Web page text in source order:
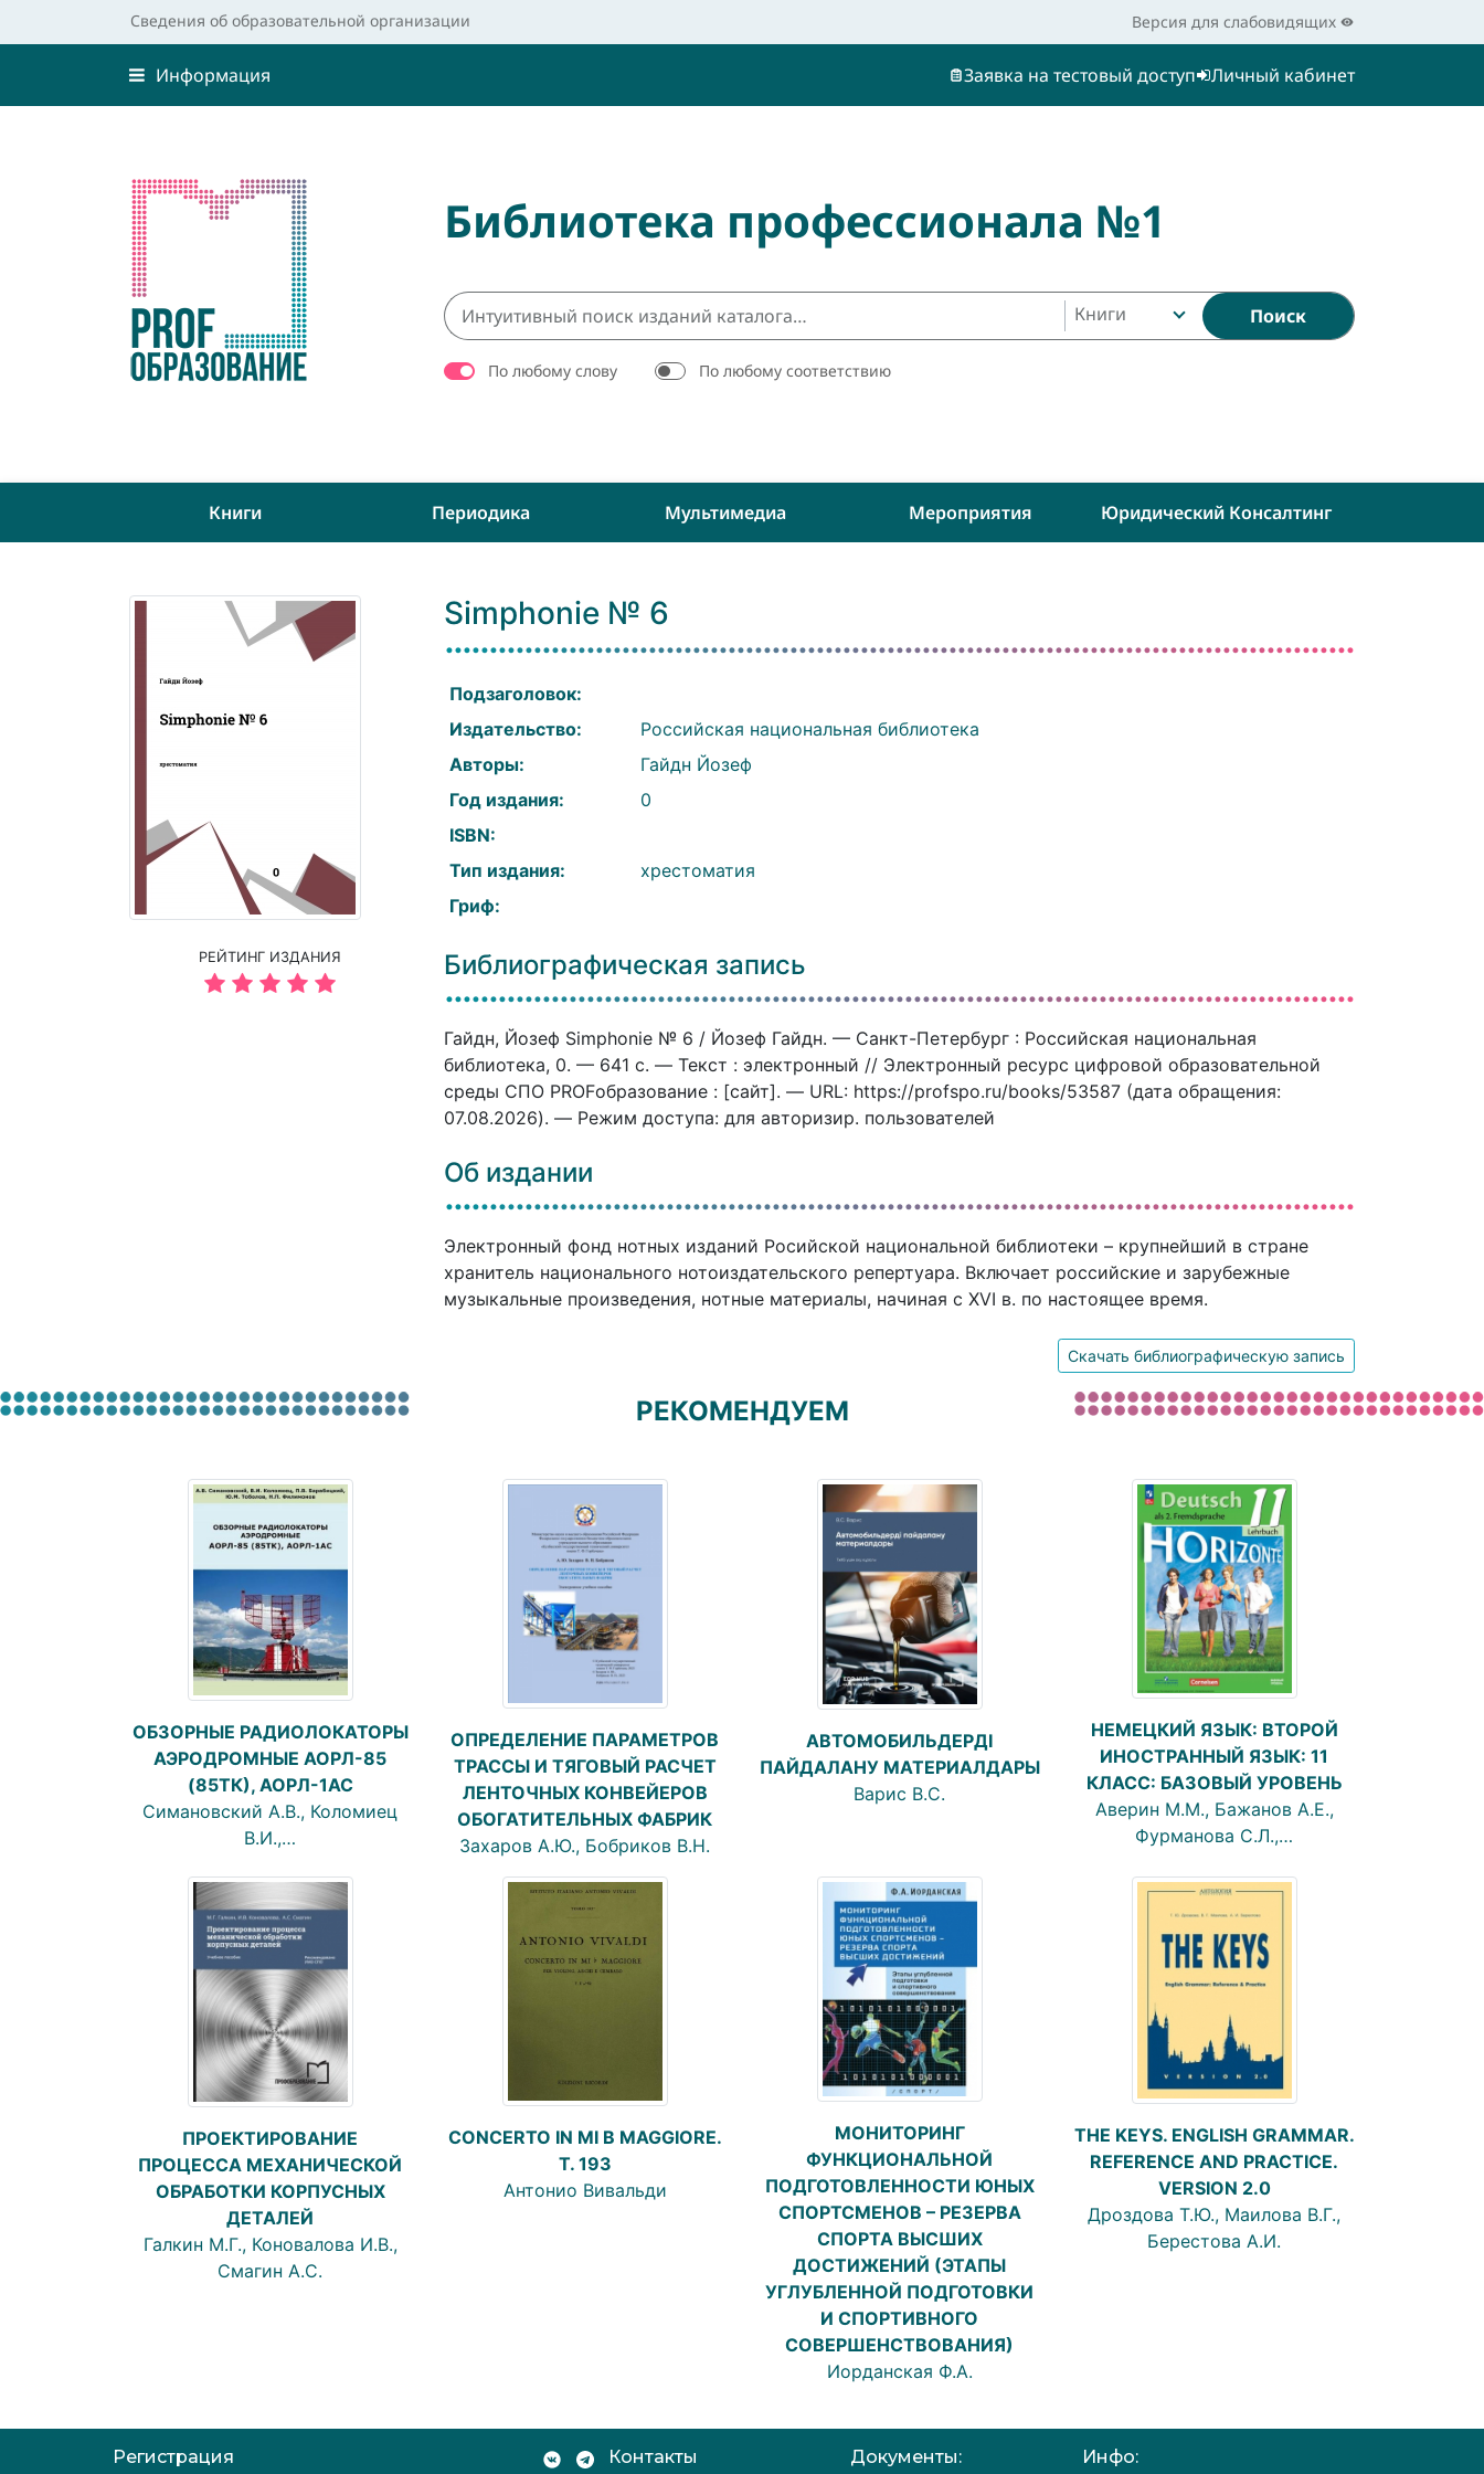
Сведения об образовательной организации Версия для слабовидящих
Информация Заявка на тестовый доступ Личный кабинет
Библиотека профессионала №1
Книги Поиск
По любому слову По любому соответствию
Книги Периодика Мультимедиа Мероприятия Юридический Консалтинг
РЕЙТИНГ ИЗДАНИЯ
Simphonie № 6
Подзаголовок:
Издательство:
Российская национальная библиотека
Авторы:
Гайдн Йозеф
Год издания:
0
ISBN:
Тип издания:
хрестоматия
Гриф:
Библиографическая запись
Гайдн, Йозеф Simphonie № 6 / Йозеф Гайдн. — Санкт-Петербург : Российская национальная
библиотека, 0. — 641 c. — Текст : электронный // Электронный ресурс цифровой образовательной
среды СПО PROFобразование : [сайт]. — URL: https://profspo.ru/books/53587 (дата обращения:
07.08.2026). — Режим доступа: для авторизир. пользователей
Об издании
Электронный фонд нотных изданий Росийской национальной библиотеки – крупнейший в стране
хранитель национального нотоиздательского репертуара. Включает российские и зарубежные
музыкальные произведения, нотные материалы, начиная с XVI в. по настоящее время.
Скачать библиографическую запись
РЕКОМЕНДУЕМ
ОБЗОРНЫЕ РАДИОЛОКАТОРЫ
АЭРОДРОМНЫЕ АОРЛ-85
(85ТК), АОРЛ-1АС
Симановский А.В., Коломиец
В.И.,…
ОПРЕДЕЛЕНИЕ ПАРАМЕТРОВ
ТРАССЫ И ТЯГОВЫЙ РАСЧЕТ
ЛЕНТОЧНЫХ КОНВЕЙЕРОВ
ОБОГАТИТЕЛЬНЫХ ФАБРИК
Захаров А.Ю., Бобриков В.Н.
АВТОМОБИЛЬДЕРДІ
ПАЙДАЛАНУ МАТЕРИАЛДАРЫ
Варис В.С.
НЕМЕЦКИЙ ЯЗЫК: ВТОРОЙ
ИНОСТРАННЫЙ ЯЗЫК: 11
КЛАСС: БАЗОВЫЙ УРОВЕНЬ
Аверин М.М., Бажанов А.Е.,
Фурманова С.Л.,…
ПРОЕКТИРОВАНИЕ
ПРОЦЕССА МЕХАНИЧЕСКОЙ
ОБРАБОТКИ КОРПУСНЫХ
ДЕТАЛЕЙ
Галкин М.Г., Коновалова И.В.,
Смагин А.С.
CONCERTO IN MI B MAGGIORE.
T. 193
Антонио Вивальди
МОНИТОРИНГ
ФУНКЦИОНАЛЬНОЙ
ПОДГОТОВЛЕННОСТИ ЮНЫХ
СПОРТСМЕНОВ – РЕЗЕРВА
СПОРТА ВЫСШИХ
ДОСТИЖЕНИЙ (ЭТАПЫ
УГЛУБЛЕННОЙ ПОДГОТОВКИ
И СПОРТИВНОГО
СОВЕРШЕНСТВОВАНИЯ)
Иорданская Ф.А.
THE KEYS. ENGLISH GRAMMAR.
REFERENCE AND PRACTICE.
VERSION 2.0
Дроздова Т.Ю., Маилова В.Г.,
Берестова А.И.
Регистрация Контакты Документы: Инфо: